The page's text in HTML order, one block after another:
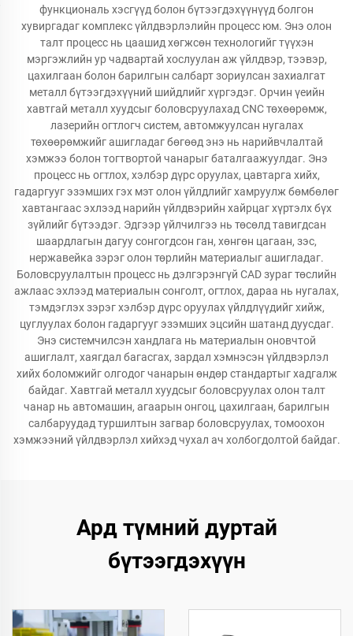
функциональ хэсгүүд болон бүтээгдэхүүнүүд болгон
хувиргадаг комплекс үйлдвэрлэлийн процесс юм. Энэ олон
талт процесс нь цаашид хөгжсөн технологийг түүхэн
мэргэжлийн ур чадвартай хослуулан аж үйлдвэр, тээвэр,
цахилгаан болон барилгын салбарт зориулсан захиалгат
металл бүтээгдэхүүний шийдлийг хүргэдэг. Орчин үеийн
хавтгай металл хуудсыг боловсруулахад CNC төхөөрөмж,
лазерийн огтлогч систем, автомжуулсан нугалах
төхөөрөмжийг ашигладаг бөгөөд энэ нь нарийвчлалтай
хэмжээ болон тогтвортой чанарыг баталгаажуулдаг. Энэ
процесс нь огтлох, хэлбэр дүрс оруулах, цавтарга хийх,
гадаргууг эзэмших гэх мэт олон үйлдлийг хамруулж бөмбөлөг
хавтангаас эхлээд нарийн үйлдвэрийн хайрцаг хүртэлх бүх
зүйлийг бүтээдэг. Эдгээр үйлчилгээ нь төсөлд тавигдсан
шаардлагын дагуу сонгогдсон ган, хөнгөн цагаан, зэс,
нержавейка зэрэг олон төрлийн материалыг ашигладаг.
Боловсруулалтын процесс нь дэлгэрэнгүй CAD зураг төслийн
ажлаас эхлээд материалын сонголт, огтлох, дараа нь нугалах,
тэмдэглэх зэрэг хэлбэр дүрс оруулах үйлдлүүдийг хийж,
цуглуулах болон гадаргууг эзэмших эцсийн шатанд дуусдаг.
Энэ системчилсэн хандлага нь материалын оновчтой
ашиглалт, хаягдал багасгах, зардал хэмнэсэн үйлдвэрлэл
хийх боломжийг олгодог чанарын өндөр стандартыг хадгалж
байдаг. Хавтгай металл хуудсыг боловсруулах олон талт
чанар нь автомашин, агаарын онгоц, цахилгаан, барилгын
салбаруудад туршилтын загвар боловсруулах, томоохон
хэмжээний үйлдвэрлэл хийхэд чухал ач холбогдолтой байдаг.
Ард түмний дуртай
бүтээгдэхүүн